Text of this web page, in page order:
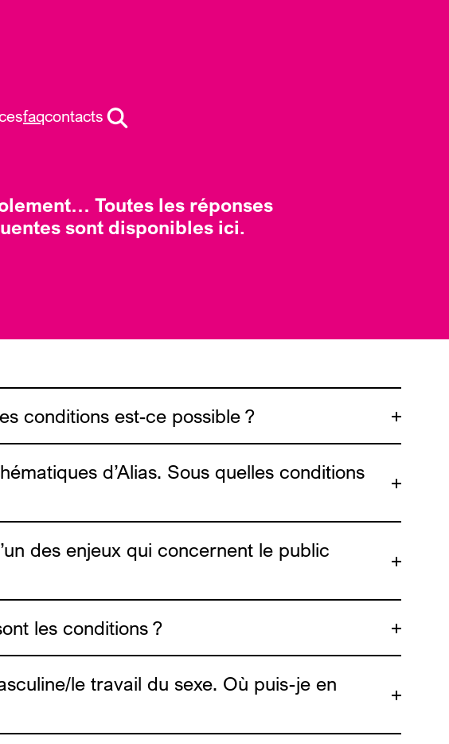
faqcontacts
Toutes les réponses
sont disponibles ici.
conditions est-ce possible ?
contact@alias.brussels
d’Alias. Sous quelles conditions
des enjeux qui concernent le public
les conditions ?
le travail du sexe. Où puis-je en